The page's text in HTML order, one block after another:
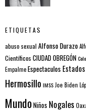
ETIQUETAS
abuso sexual Alfonso Durazo
Científicos CIUDAD OBREGÓN
EmpalmeEspectaculos
Hermosillo IMSS Joe Biden
MundoNiños Nogales